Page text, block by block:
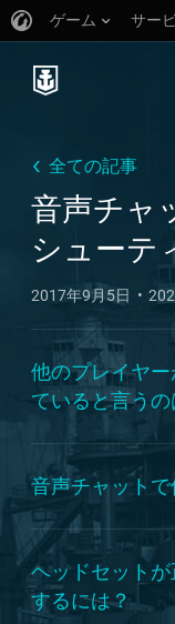
ゲーム サー
全ての記事
音声チャ
シューテ
2017年9月5日
他のプレイヤ
ていると言う
音声チャット
ヘッドセット
するには？